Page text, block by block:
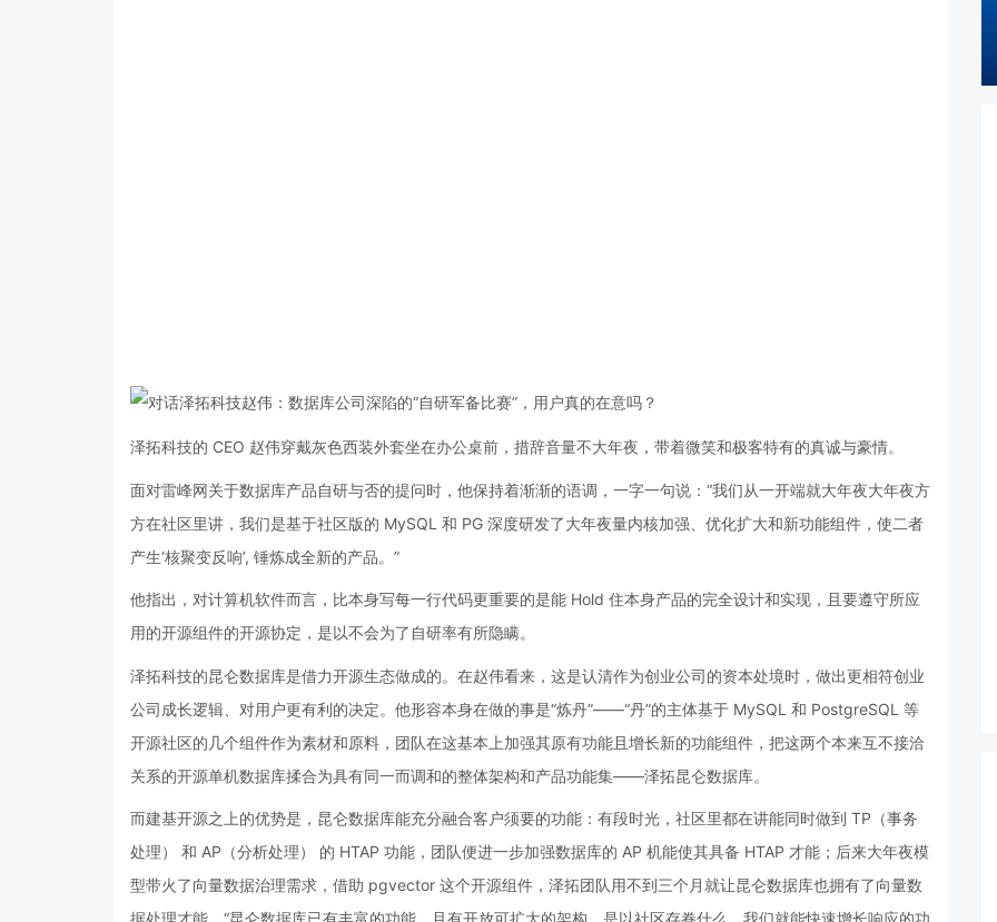
泽拓科技的 CEO 赵伟穿戴灰色西装外套坐在办公桌前，措辞音量不大年夜，带着微笑和极客特有的真诚与豪情。
面对雷峰网关于数据库产品自研与否的提问时，他保持着渐渐的语调，一字一句说：“我们从一开端就大年夜大年夜方
方在社区里讲，我们是基于社区版的 MySQL 和 PG 深度研发了大年夜量内核加强、优化扩大和新功能组件，使二者
产生‘核聚变反响’, 锤炼成全新的产品。”
他指出，对计算机软件而言，比本身写每一行代码更重要的是能 Hold 住本身产品的完全设计和实现，且要遵守所应
用的开源组件的开源协定，是以不会为了自研率有所隐瞒。
泽拓科技的昆仑数据库是借力开源生态做成的。在赵伟看来，这是认清作为创业公司的资本处境时，做出更相符创业
公司成长逻辑、对用户更有利的决定。他形容本身在做的事是“炼丹”——“丹”的主体基于 MySQL 和 PostgreSQL 等
开源社区的几个组件作为素材和原料，团队在这基本上加强其原有功能且增长新的功能组件，把这两个本来互不接洽
关系的开源单机数据库揉合为具有同一而调和的整体架构和产品功能集——泽拓昆仑数据库。
而建基开源之上的优势是，昆仑数据库能充分融合客户须要的功能：有段时光，社区里都在讲能同时做到 TP（事务
处理） 和 AP（分析处理） 的 HTAP 功能，团队便进一步加强数据库的 AP 机能使其具备 HTAP 才能；后来大年夜模
型带火了向量数据治理需求，借助 pgvector 这个开源组件，泽拓团队用不到三个月就让昆仑数据库也拥有了向量数
据处理才能。“昆仑数据库已有丰富的功能，且有开放可扩大的架构，是以社区存眷什么，我们就能快速增长响应的功